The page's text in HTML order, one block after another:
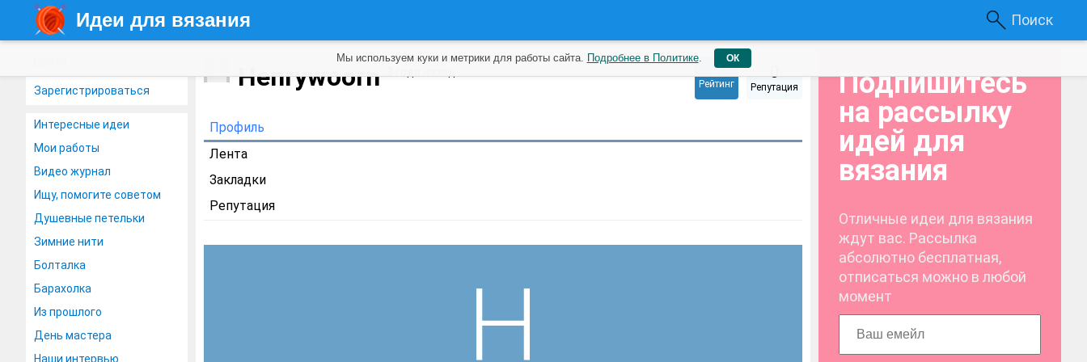
Идеи для вязания Поиск
Зарегистрироваться
Интересные идеи
Мои работы
Видео журнал
Ищу, помогите советом
Душевные петельки
Зимние нити
Болталка
Барахолка
Из прошлого
День мастера
Наши интервью
Henrywoorn 0
Рейтинг
0
Репутация
Профиль
Лента
Закладки
Репутация
Подпишитесь
на рассылку
идей для
вязания
Отличные идеи для вязания
ждут вас. Рассылка
абсолютно бесплатная,
отписаться можно в любой
момент
Мы используем куки и метрики для работы сайта. Подробнее в Политике. ОК